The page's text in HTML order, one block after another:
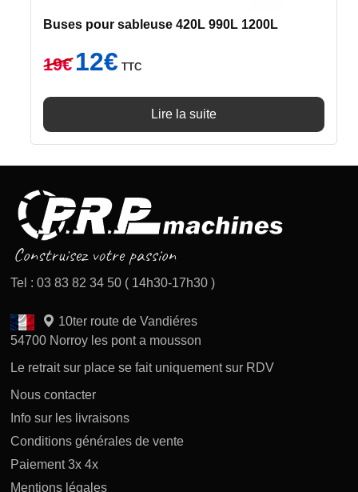
Buses pour sableuse 420L 990L 1200L
19€
Le
prix
12€prix
TTC
Lire la suite
Tel : 03 83 82 34 50 ( 14h30-17h30 )
10ter route de Vandiéres
54700 Norroy les pont a mousson
Le retrait sur place se fait uniquement sur RDV
Nous contacter
Info sur les livraisons
Conditions générales de vente
Paiement 3x 4x
Mentions légales